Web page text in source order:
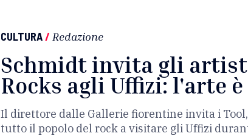
CULTURA/ Redazione
Schmidt invita gli
Rocks agli Uffizi: l'arte
Il direttore dalle Gallerie fiorentine invita i Tool,
tutto il popolo del rock a visitare gli Uffizi